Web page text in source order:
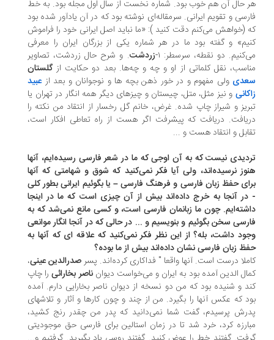
حال آن هم خوب بود. شماره نخست از سال اول مجله بود. به خط
و تقویم ایرانی. سرمقاله‌ای نوشته بود که در آن یادآور شده بود
(خواهش می‌کنم دقت کنید ): «ما نباید اصل ایرانی خود را فراموش
و گفته بود ما در هر شماره یکی از بزرگان ایران را معرفی
دو نقطه، سرسطر: ۱- زردشت. و شرح حال زردشت، تصاویر
نقل كلماتی از او و چه و چه‌ها. بعد دو حکایت ازگلستان
ولی مفهوم و در خور ذهن بچه ها و نوجوانان و بعد از عبید
و نیز مثل، متل، چیستان و چیزهای دیگر همه انگار در تهران یا
و شیراز چاپ شده. غرض، خانم گل رخسار از انتقاد من نکته را
دریافت که پیشرفت اگر هست از راه تعاطی افکار است،
و انتقاد هست و ...
نیست که به آن اوجی که ما در شعر فارسی رسیده‌ایم، آنها
نرسیده‌اند، ولی آیا فکر نمی‌کنید که شوق و شهامتی که آنها
حفظ زبان فارسی و فرهنگ فارسی – یا بگوئیم ایرانی بطور کلی
آنجا به خرج داده‌اند بیش از آن چیزی است که ما در اینجا
چون ما زبانمان فارسی است، و کسی مانع نمی‌شد که به
سخن بگوئیم و بنویسیم و ... در حالی که در آنجا انگار موانعی
داشت، بله؟ از این نظر فکر نمی‌کنید که علاقه ای که آنها به
زبان فارسی نشان داده‌اند بیش از ما بوده؟
درست است. آنها واقعا " فداکاری کرده‌اند. پسرصدرالدین عینی،
الدین آمده بود به ایران و می‌خواست دیوان ناصر بخارائیرا چاپ
و شنیده بود که من دو نسخه از دیوان ناصر بخارایی دارم. آمده
که عکس آنها را بگیرد. من از چند و چون کارها و آثار و تلاشهای
پرسیدم، گفت شما نمی‌دانید که پدر من چقدر رنج کشید،
کرد، خرد شد تا در زمان استالین برای فارسی حق موجودیتی